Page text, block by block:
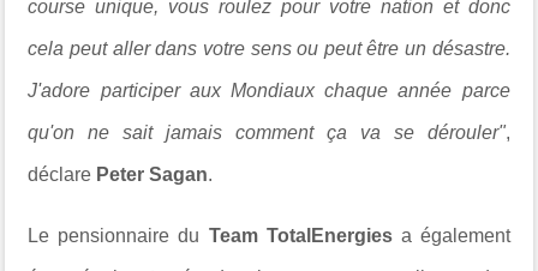
course unique, vous roulez pour votre nation et donc
cela peut aller dans votre sens ou peut être un désastre.
J'adore participer aux Mondiaux chaque année parce
qu'on ne sait jamais comment ça va se dérouler",
déclare Peter Sagan.
Le pensionnaire du Team TotalEnergies a également